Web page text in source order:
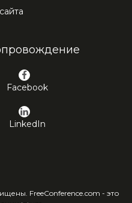
Facebook
LinkedIn
FreeConference.com - это